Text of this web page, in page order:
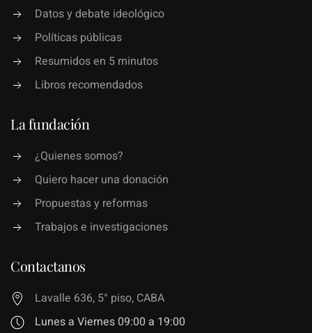
Datos y debate ideológico
Políticas públicas
Resumidos en 5 minutos
Libros recomendados
La fundación
¿Quienes somos?
Quiero hacer una donación
Propuestas y reformas
Trabajos e investigaciones
Contactanos
Lavalle 636, 5° piso, CABA
Lunes a Viernes 09:00 a 19:00